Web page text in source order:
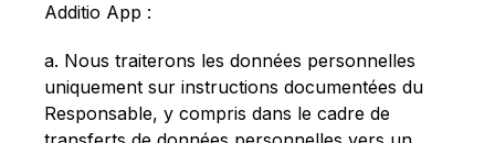
Additio App :
a. Nous traiterons les données personnelles
uniquement sur instructions documentées du
Responsable, y compris dans le cadre de